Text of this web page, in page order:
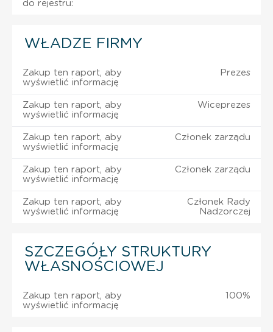
do rejestru:
WŁADZE FIRMY
Zakup ten raport, aby
wyświetlić informację
Prezes
Zakup ten raport, aby
wyświetlić informację
Wiceprezes
Zakup ten raport, aby
wyświetlić informację
Członek zarządu
Zakup ten raport, aby
wyświetlić informację
Członek zarządu
Zakup ten raport, aby
wyświetlić informację
Członek Rady
Nadzorczej
SZCZEGÓŁY STRUKTURY
WŁASNOŚCIOWEJ
Zakup ten raport, aby
wyświetlić informację
100%